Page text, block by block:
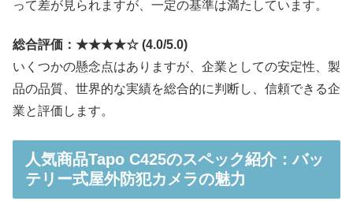
って差が見られますが、一定の基準は満たしています。
総合評価：★★★★☆ (4.0/5.0)
いくつかの懸念点はありますが、企業としての安定性、製
品の品質、世界的な実績を総合的に判断し、信頼できる企
業と評価します。
人気商品Tapo C425のスペック紹介：バッ
テリー式屋外防犯カメラの魅力